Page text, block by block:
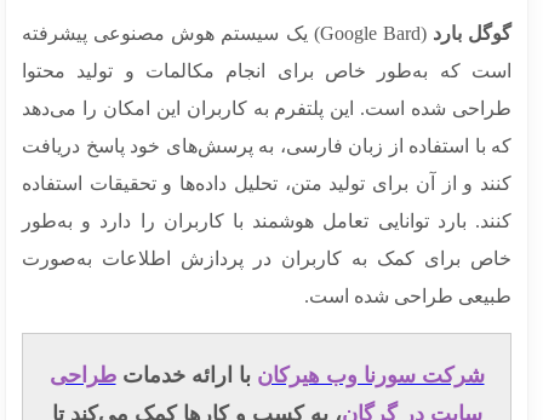
بارد
(Google Bard) یک سیستم هوش مصنوعی پیشرفته
که به‌طور خاص برای انجام مکالمات و تولید محتوا
شده است. این پلتفرم به کاربران این امکان را می‌دهد
با استفاده از زبان فارسی، به پرسش‌های خود پاسخ دریافت
و از آن برای تولید متن، تحلیل داده‌ها و تحقیقات استفاده
بارد توانایی تعامل هوشمند با کاربران را دارد و به‌طور
برای کمک به کاربران در پردازش اطلاعات به‌صورت
طراحی شده است.
شرکت سورنا وب هیرکانبا ارائه خدمات طراحی
سایت در گرگان، به کسب‌ و کارها کمک می‌کند تا